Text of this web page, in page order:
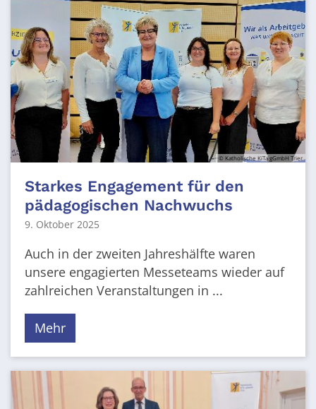
© Katholische KiTa gGmbH Trier
Starkes Engagement für den
pädagogischen Nachwuchs
9. Oktober 2025
Auch in der zweiten Jahreshälfte waren
unsere engagierten Messeteams wieder auf
zahlreichen Veranstaltungen in ...
Mehr